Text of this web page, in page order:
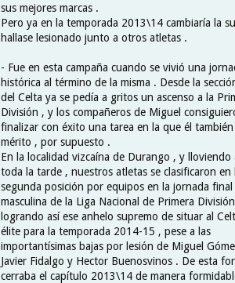
sus mejores marcas .
Pero ya en la temporada 2013\14 cambiaría la
hallase lesionado junto a otros atletas .
- Fue en esta campaña cuando se vivió una
histórica al término de la misma . Desde la
del Celta ya se pedía a gritos un ascenso a la
División , y los compañeros de Miguel
finalizar con éxito una tarea en la que él
mérito , por supuesto .
En la localidad vizcaína de Durango , y lloviendo
toda la tarde , nuestros atletas se clasificaron en
segunda posición por equipos en la jornada final
masculina de la Liga Nacional de Primera
logrando así ese anhelo supremo de situar al
élite para la temporada 2014-15 , pese a las
importantísimas bajas por lesión de Miguel
Javier Fidalgo y Hector Buenosvinos . De esta
cerraba el capítulo 2013\14 de manera